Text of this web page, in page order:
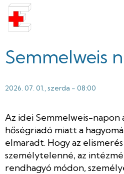
Ugrás
tartalomra
Erzsébet
Semmelweis
2026. 07. 01., szerda - 08:00
Az idei Semmelweis-
hőségriadó miatt a
elmaradt. Hogy az
személytelenné, az
rendhagyó módon,